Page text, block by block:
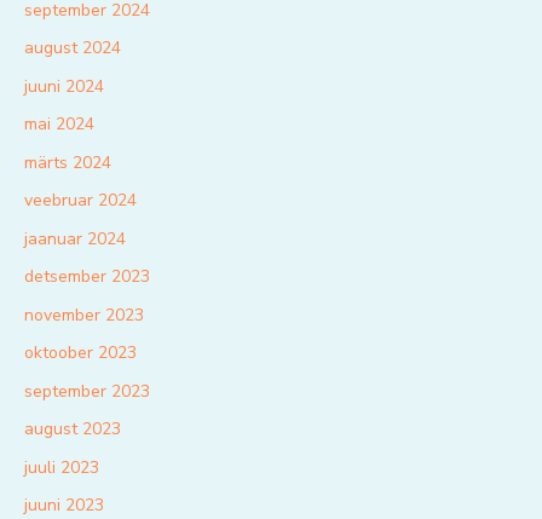
september 2024
august 2024
juuni 2024
mai 2024
märts 2024
veebruar 2024
jaanuar 2024
detsember 2023
november 2023
oktoober 2023
september 2023
august 2023
juuli 2023
juuni 2023